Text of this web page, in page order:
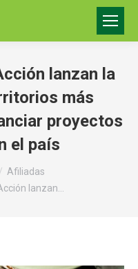
lanzan la
más
proyectos
el país
Afiliadas
lanzan…